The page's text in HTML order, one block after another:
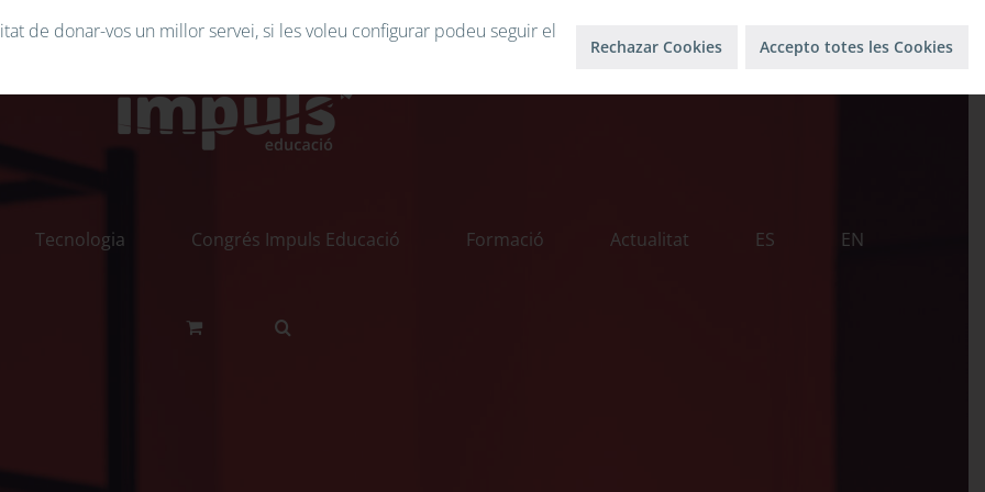
Tecnologia Congrés Impuls Educació Formació Actualitat ES EN
de donar-vos un millor servei, si les voleu configurar podeu seguir el
Rechazar Cookies Accepto totes les Cookies